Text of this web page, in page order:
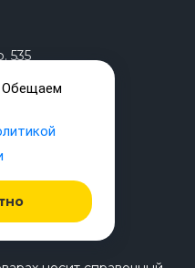
535
Нить»)
Обещаем